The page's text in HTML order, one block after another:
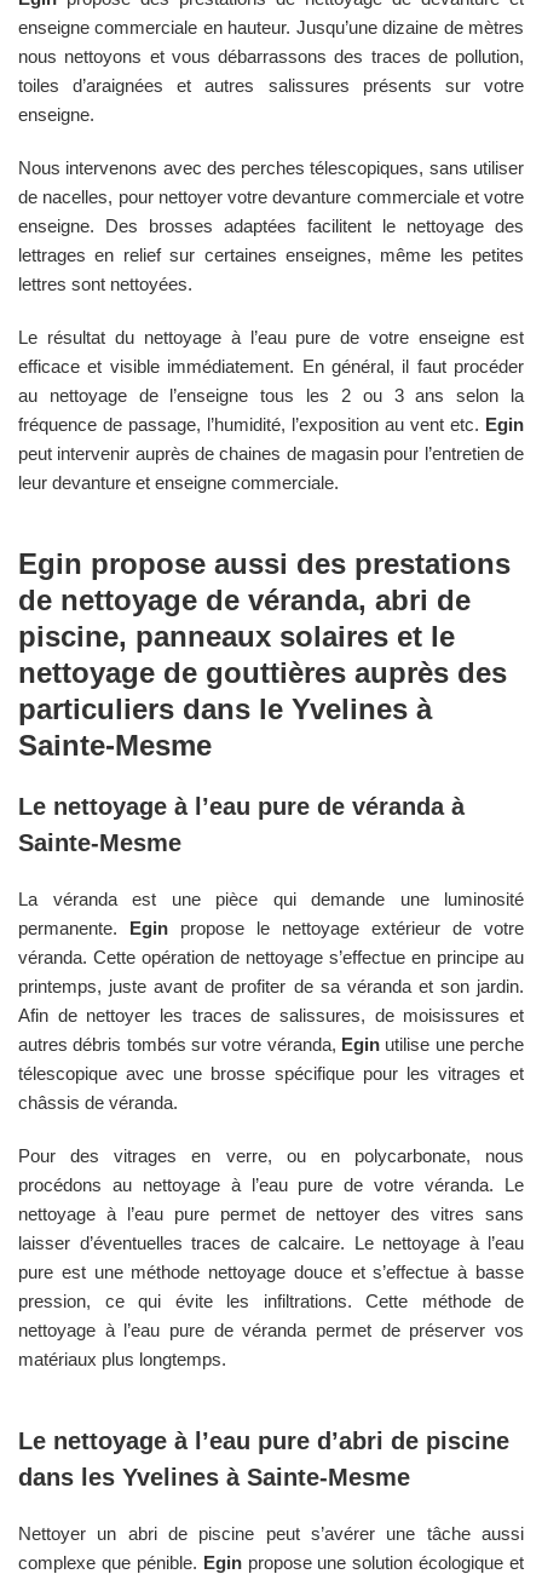
enseigne commerciale en hauteur. Jusqu’une dizaine de mètres
nous nettoyons et vous débarrassons des traces de pollution,
toiles d’araignées et autres salissures présents sur votre
enseigne.
Nous intervenons avec des perches télescopiques, sans utiliser
de nacelles, pour nettoyer votre devanture commerciale et votre
enseigne. Des brosses adaptées facilitent le nettoyage des
lettrages en relief sur certaines enseignes, même les petites
lettres sont nettoyées.
Le résultat du nettoyage à l’eau pure de votre enseigne est
efficace et visible immédiatement. En général, il faut procéder
au nettoyage de l’enseigne tous les 2 ou 3 ans selon la
fréquence de passage, l’humidité, l’exposition au vent etc. Egin
peut intervenir auprès de chaines de magasin pour l’entretien de
leur devanture et enseigne commerciale.
Egin propose aussi des prestations
de nettoyage de véranda, abri de
piscine, panneaux solaires et le
nettoyage de gouttières auprès des
particuliers dans le Yvelines à
Sainte-Mesme
Le nettoyage à l’eau pure de véranda à
Sainte-Mesme
La véranda est une pièce qui demande une luminosité
permanente. Egin propose le nettoyage extérieur de votre
véranda. Cette opération de nettoyage s’effectue en principe au
printemps, juste avant de profiter de sa véranda et son jardin.
Afin de nettoyer les traces de salissures, de moisissures et
autres débris tombés sur votre véranda, Egin utilise une perche
télescopique avec une brosse spécifique pour les vitrages et
châssis de véranda.
Pour des vitrages en verre, ou en polycarbonate, nous
procédons au nettoyage à l’eau pure de votre véranda. Le
nettoyage à l’eau pure permet de nettoyer des vitres sans
laisser d’éventuelles traces de calcaire. Le nettoyage à l’eau
pure est une méthode nettoyage douce et s’effectue à basse
pression, ce qui évite les infiltrations. Cette méthode de
nettoyage à l’eau pure de véranda permet de préserver vos
matériaux plus longtemps.
Le nettoyage à l’eau pure d’abri de piscine
dans les Yvelines à Sainte-Mesme
Nettoyer un abri de piscine peut s’avérer une tâche aussi
complexe que pénible. Eginpropose une solution écologique et